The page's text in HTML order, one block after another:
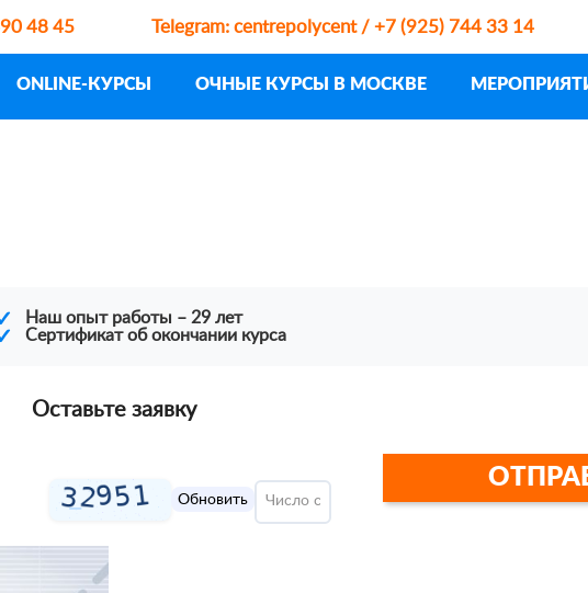
48 45 Telegram: centrepolycent / +7 (925) 744 33 14
ONLINE-КУРСЫ ОЧНЫЕ КУРСЫ В МОСКВЕ
Наш опыт работы – 29 лет
Сертификат об окончании курса
Оставьте заявку
Обновить